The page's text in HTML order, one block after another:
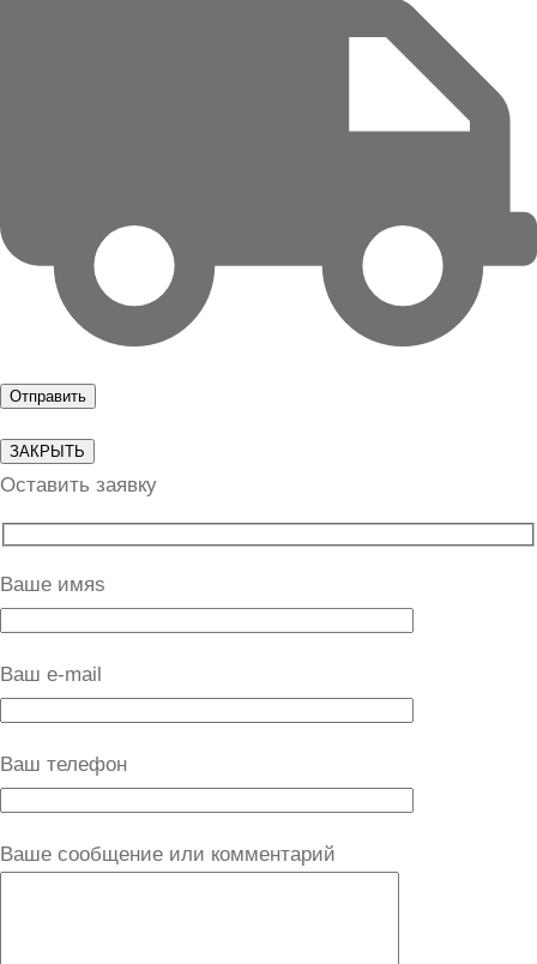
ЗАКРЫТЬ
Оставить заявку
Ваше имяs
Ваш e-mail
Ваш телефон
Ваше сообщение или комментарий